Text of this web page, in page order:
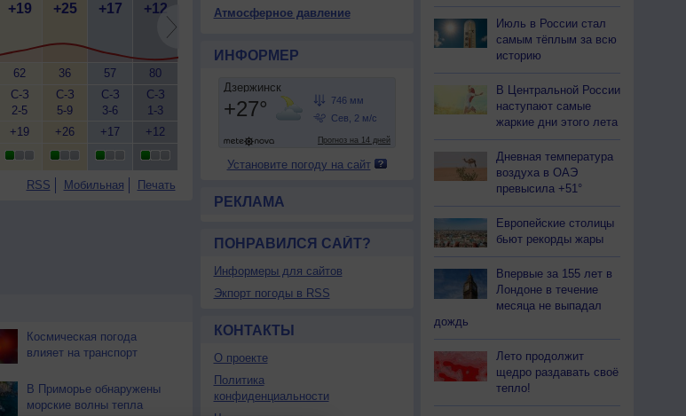
+19
62
С-З
2-5
+19
+25
36
С-З
5-9
+26
+17
57
С-З
3-6
+17
+12
80
С-З
1-3
+12
+25
С-З
2-5
+17
С-З
2-5
+14
С-В
В
2-5
Ю
3-6
+16
Ю
3-6
Ю-З
RSS Мобильная Печать
Космическая погода
влияет на транспорт
В Приморье обнаружены
морские волны тепла
Атмосферное давление
ИНФОРМЕР
Установите погоду на сайт
РЕКЛАМА
ПОНРАВИЛСЯ САЙТ?
Информеры для сайтов
Экпорт погоды в RSS
КОНТАКТЫ
О проекте
Политика
конфиденциальности
Июль в России стал
самым тёплым за всю
историю
В Центральной России
наступают самые
жаркие дни этого лета
Дневная температура
воздуха в ОАЭ
превысила +51°
Европейские столицы
бьют рекорды жары
Впервые за 155 лет в
Лондоне в течение
месяца не выпадал
дождь
Лето продолжит
щедро раздавать своё
тепло!